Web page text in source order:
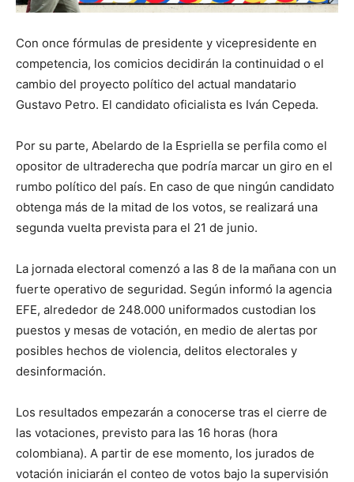
Con once fórmulas de presidente y vicepresidente en
competencia, los comicios decidirán la continuidad o el
cambio del proyecto político del actual mandatario
Gustavo Petro. El candidato oficialista es Iván Cepeda.
Por su parte, Abelardo de la Espriella se perfila como el
opositor de ultraderecha que podría marcar un giro en el
rumbo político del país. En caso de que ningún candidato
obtenga más de la mitad de los votos, se realizará una
segunda vuelta prevista para el 21 de junio.
La jornada electoral comenzó a las 8 de la mañana con un
fuerte operativo de seguridad. Según informó la agencia
EFE, alrededor de 248.000 uniformados custodian los
puestos y mesas de votación, en medio de alertas por
posibles hechos de violencia, delitos electorales y
desinformación.
Los resultados empezarán a conocerse tras el cierre de
las votaciones, previsto para las 16 horas (hora
colombiana). A partir de ese momento, los jurados de
votación iniciarán el conteo de votos bajo la supervisión